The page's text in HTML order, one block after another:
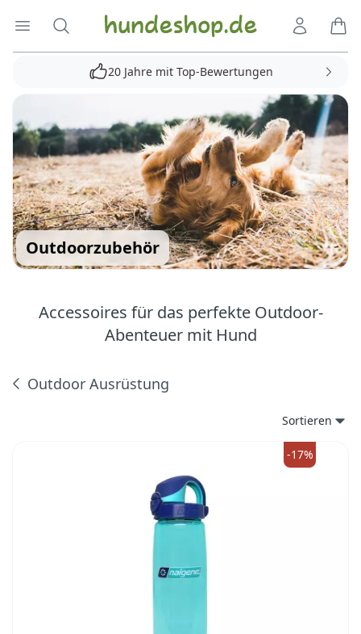
Menü öffnen
Suche Hundeshop.de
20 Jahre mit Top-Bewertungen
Outdoorzubehör
Accessoires für das perfekte Outdoor-
Abenteuer mit Hund
Outdoor Ausrüstung
Sortieren
-17%